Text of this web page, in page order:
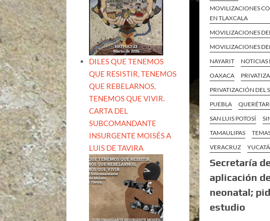
MOVILIZACIONES
EN TLAXCALA
MOVILIZACIONES
MOVILIZACIONES
NAYARIT
NOTICIAS
OAXACA
PRIVATIZACIÓN DEL
PUEBLA
SAN LUIS POTOSÍ
TAMAULIPAS
VERACRUZ
Secretaría
aplicación
neonatal;
estudio
DILES QUE TENEMOS
QUE RESISTIR, TENEMOS
QUE REBELARNOS,
TENEMOS QUE VIVIR.
CARTA DEL
SUBCOMANDANTE
INSURGENTE MOISÉS A
LUIS DE TAVIRA